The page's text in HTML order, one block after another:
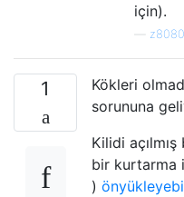
için).
z8080
1
Kökleri
sorununa
Kilidi
bir kurtarma
)